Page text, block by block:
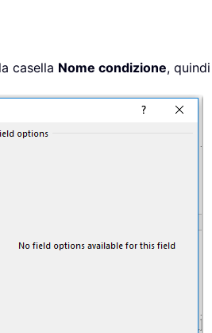
casella Nome condizione,